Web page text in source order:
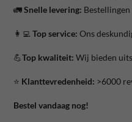
🚛Snelle levering:
👩‍💻 Top service: Ons
💪Top kwaliteit: Wij bieden
⭐️ Klanttevredenheid: >6000
Bestel vandaag nog!